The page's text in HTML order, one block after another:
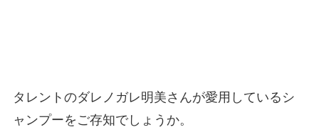
タレントのダレノガレ明美さんが愛用しているシ
ャンプーをご存知でしょうか。